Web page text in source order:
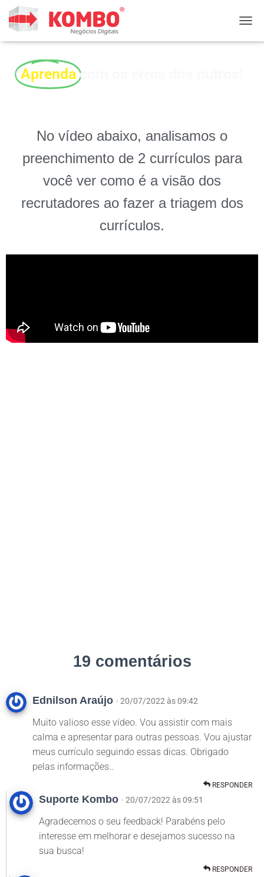
Aprenda com os erros dos outros!
No vídeo abaixo, analisamos o
preenchimento de 2 currículos para
você ver como é a visão dos
recrutadores ao fazer a triagem dos
currículos.
19 comentários
Ednilson Araújo · 20/07/2022 às 09:42
Muito valioso esse vídeo. Vou assistir com mais
calma e apresentar para outras pessoas. Vou ajustar
meus currículo seguindo essas dicas. Obrigado
pelas informações..
RESPONDER
Suporte Kombo · 20/07/2022 às 09:51
Agradecemos o seu feedback! Parabéns pelo
interesse em melhorar e desejamos sucesso na
sua busca!
RESPONDER